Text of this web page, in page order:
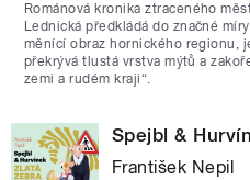
Románová kronika ztraceného
Lednická předkládá do značné
měnící obraz hornického regionu,
překrývá tlustá vrstva mýtů a
zemi a rudém kraji“.
Spejbl &
František Nepil